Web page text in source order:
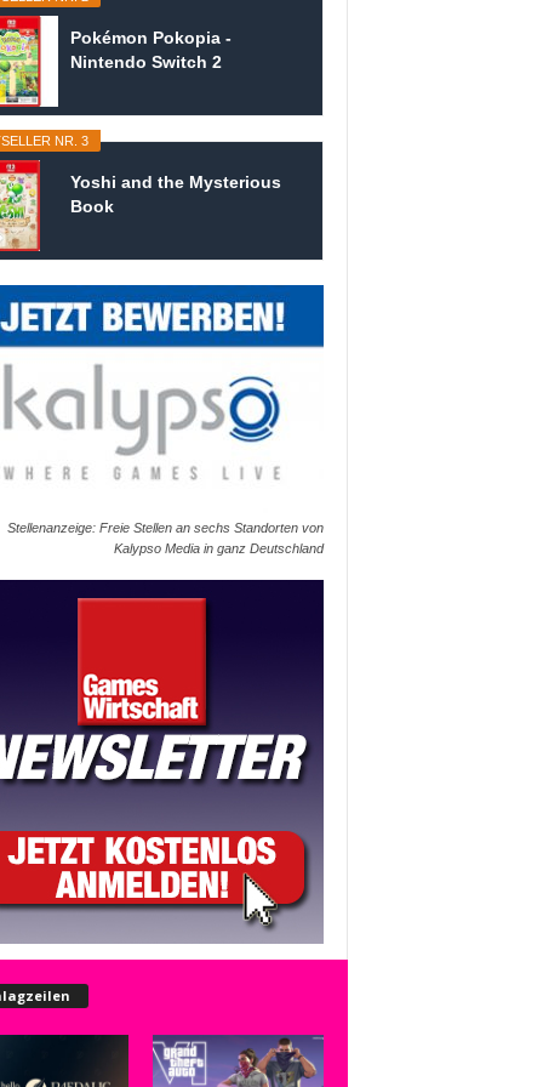
Pokémon Pokopia -
Nintendo Switch 2
NR. 3
Yoshi and the Mysterious
Book
Stellenanzeige: Freie Stellen an sechs Standorten von
Kalypso Media in ganz Deutschland